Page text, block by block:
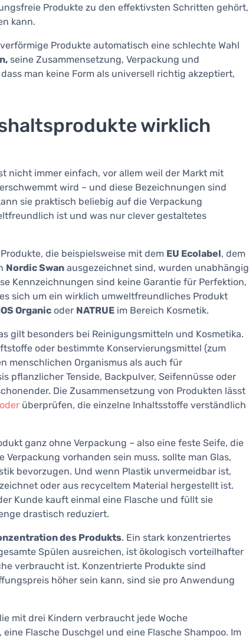
Produkte zu den effektivsten Schritten gehört,
kann.
Produkte automatisch eine schlechte Wahl
seine Zusammensetzung, Verpackung und
man keine Form als universell richtig akzeptiert,
wirklich
nicht immer einfach, vor allem weil der Markt mit
wird – und diese Bezeichnungen sind
sie praktisch beliebig auf die Verpackung
ist und was nur clever gestaltetes
die beispielsweise mit dem EU Ecolabel, dem
Nordic Swan ausgezeichnet sind, wurden unabhängig
Kennzeichnungen sind keine Garantie für Perfektion,
sich um ein wirklich umweltfreundliches Produkt
Organic oder NATRUE im Bereich Kosmetik.
gilt besonders bei Reinigungsmitteln und Kosmetika.
oder bestimmte Konservierungsmittel (zum
menschlichen Organismus als auch für
pflanzlicher Tenside, Backpulver, Seifennüsse oder
Die Zusammensetzung von Produkten lässt
überprüfen, die einzelne Inhaltsstoffe verständlich
ganz ohne Verpackung – also eine feste Seife, die
vorhanden sein muss, sollte man Glas,
bevorzugen. Und wenn Plastik unvermeidbar ist,
oder aus recyceltem Material hergestellt ist.
Kunde kauft einmal eine Flasche und füllt sie
drastisch reduziert.
des Produkts. Ein stark konzentriertes
Spülen ausreichen, ist ökologisch vorteilhafter
verbraucht ist. Konzentrierte Produkte sind
höher sein kann, sind sie pro Anwendung
mit drei Kindern verbraucht jede Woche
Flasche Duschgel und eine Flasche Shampoo. Im